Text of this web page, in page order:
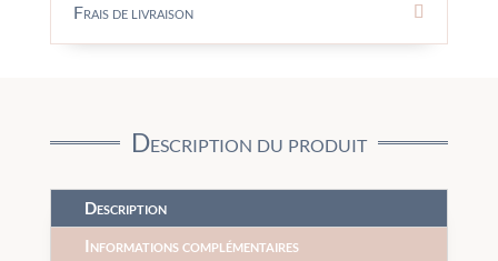
Frais de livraison
Description du produit
Description
Informations complémentaires